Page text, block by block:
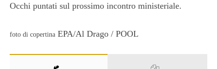
Occhi puntati sul prossimo incontro ministeriale.
foto di copertina EPA/Al Drago / POOL